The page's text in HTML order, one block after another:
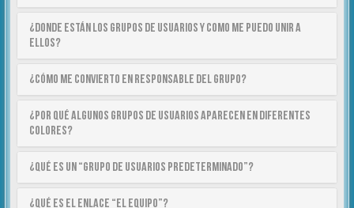
¿Donde están los Grupos de Usuarios y como me puedo unir a
ellos?
¿Cómo me convierto en Responsable del Grupo?
¿Por qué algunos Grupos de Usuarios aparecen en diferentes
colores?
¿Qué es un “Grupo de Usuarios predeterminado”?
¿Qué es el enlace “El equipo”?